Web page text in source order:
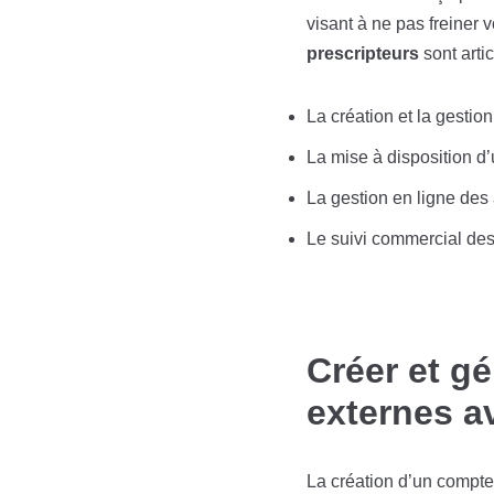
visant à ne pas freiner
prescripteurssont
La création et la
La mise à disposition
La gestion en ligne des
Le suivi commercial
Créer et
externes
La création d’un